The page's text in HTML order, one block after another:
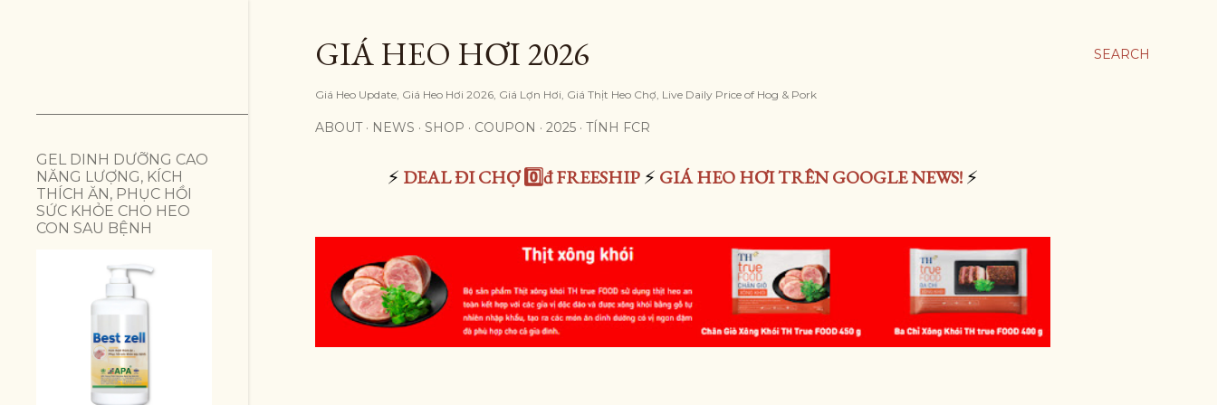
SEARCH
GIÁ HEO HƠI 2026
Giá Heo Update, Giá Heo Hơi 2026, Giá Lợn Hơi, Giá Thịt Heo Chợ, Live Daily Price of Hog & Pork
ABOUT NEWS SHOP COUPON 2025 TÍNH FCR
⚡ DEAL ĐI CHỢ 0️⃣đ FREESHIP⚡ GIÁ HEO HƠI TRÊN GOOGLE NEWS!⚡
GEL DINH DƯỠNG CAO
NĂNG LƯỢNG, KÍCH
THÍCH ĂN, PHỤC HỒI
SỨC KHỎE CHO HEO
CON SAU BỆNH